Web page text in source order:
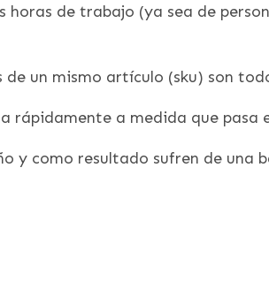
de trabajo (ya sea de
un mismo artículo (sku) son
rápidamente a medida que pasa
y como resultado sufren de una